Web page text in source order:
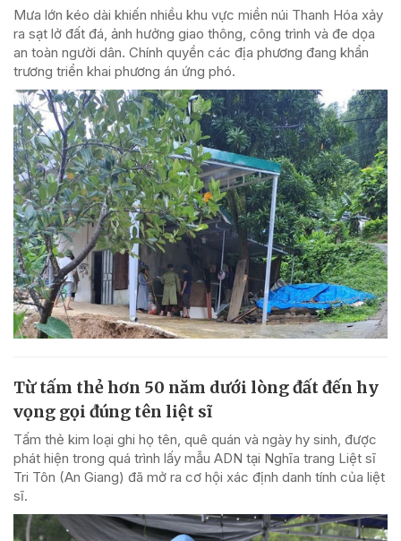
Mưa lớn kéo dài khiến nhiều khu vực miền núi Thanh Hóa xảy
ra sạt lở đất đá, ảnh hưởng giao thông, công trình và đe dọa
an toàn người dân. Chính quyền các địa phương đang khẩn
trương triển khai phương án ứng phó.
Từ tấm thẻ hơn 50 năm dưới lòng đất đến hy
vọng gọi đúng tên liệt sĩ
Tấm thẻ kim loại ghi họ tên, quê quán và ngày hy sinh, được
phát hiện trong quá trình lấy mẫu ADN tại Nghĩa trang Liệt sĩ
Tri Tôn (An Giang) đã mở ra cơ hội xác định danh tính của liệt
sĩ.